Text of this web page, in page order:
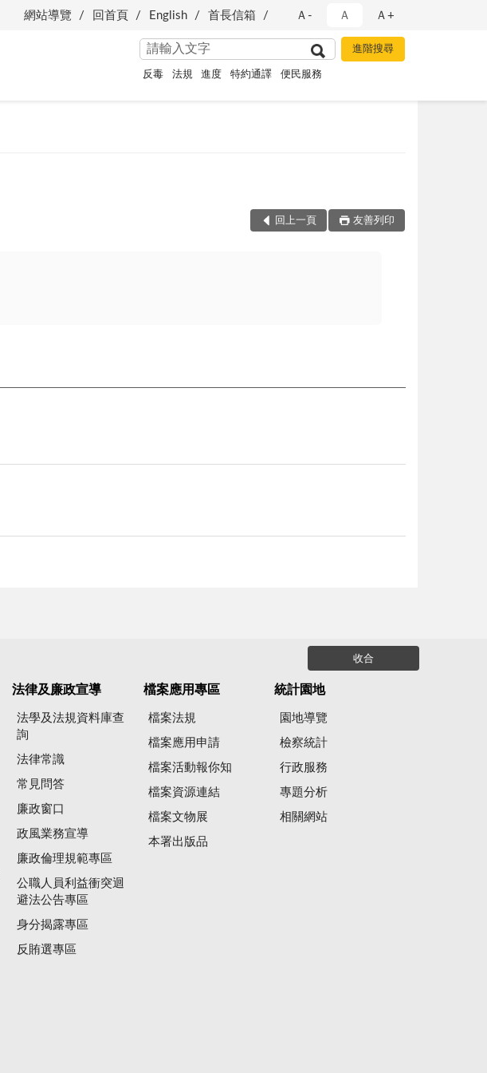
網站導覽 回首頁 English 首長信箱 Ａ- Ａ Ａ+
反毒 法規 進度 特約通譯 便民服務
回上一頁 友善列印
收合
法律及廉政宣導
法學及法規資料庫查
詢
法律常識
常見問答
廉政窗口
政風業務宣導
廉政倫理規範專區
公職人員利益衝突迴
避法公告專區
身分揭露專區
反賄選專區
檔案應用專區
檔案法規
檔案應用申請
檔案活動報你知
檔案資源連結
檔案文物展
本署出版品
統計園地
園地導覽
檢察統計
行政服務
專題分析
相關網站